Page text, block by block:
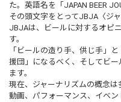
た。英語名を「JAPAN BEER
その頭文字をとってJBJA〈ジ
JBJAは、ビールに対するオピ
す。
「ビールの造り手、供じ手」
援団」になるべく、そしてビ
ます。
現在、ジャーナリズムの概念
動画、パフォーマンス、イベ